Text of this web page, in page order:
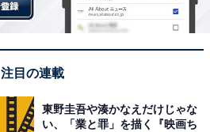
注目の連載
東野圭吾や湊かなえだけじゃな
い、「業と罪」を描く『映画ち